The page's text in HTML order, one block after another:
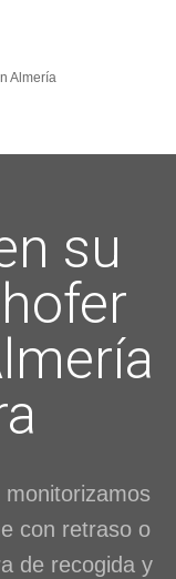
Almería
su
con retraso o
de recogida y